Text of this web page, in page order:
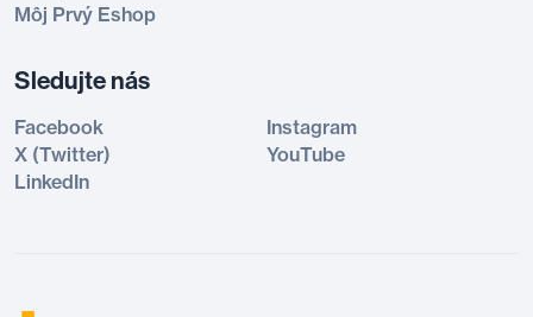
Môj Prvý Eshop
Sledujte nás
Facebook
Instagram
X (Twitter)
YouTube
LinkedIn